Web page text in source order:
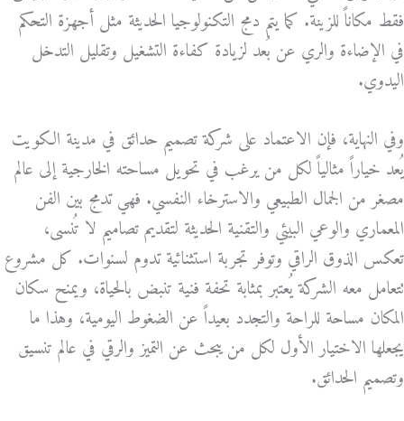
فقط مكاناً للزينة. كما يتم دمج التكنولوجيا الحديثة مثل أجهزة التحكم
في الإضاءة والري عن بُعد لزيادة كفاءة التشغيل وتقليل التدخل
اليدوي.
وفي النهاية، فإن الاعتماد على شركة تصميم حدائق في مدينة الكويت
يُعد خياراً مثالياً لكل من يرغب في تحويل مساحته الخارجية إلى عالم
مصغر من الجمال الطبيعي والاسترخاء النفسي. فهي تدمج بين الفن
المعماري والوعي البيئي والتقنية الحديثة لتقديم تصاميم لا تُنسى،
تعكس الذوق الراقي وتوفر تجربة استثنائية تدوم لسنوات. كل مشروع
تتعامل معه الشركة يُعتبر بمثابة تحفة فنية تنبض بالحياة، ويمنح سكان
المكان مساحة للراحة والتجدد بعيداً عن الضغوط اليومية، وهذا ما
يجعلها الاختيار الأول لكل من يبحث عن التميز والرقي في عالم تنسيق
وتصميم الحدائق.